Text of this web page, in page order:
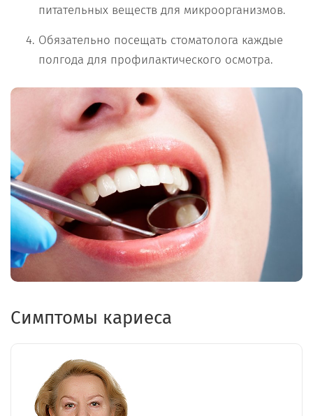
питательных веществ для микроорганизмов.
Обязательно посещать стоматолога каждые
полгода для профилактического осмотра.
Симптомы кариеса